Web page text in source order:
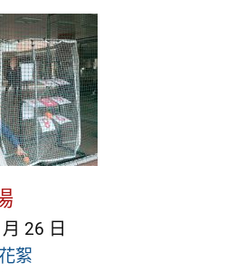
26 日
絮